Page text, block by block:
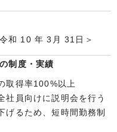
和 10 年 3月 31日＞
制度・実績
取得率100%以上
社員向けに説明会を行う
げるため、短時間勤務制